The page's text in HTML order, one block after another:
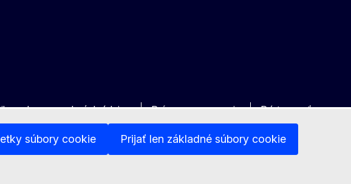
súbory cookie Prijať len základné súbory cookie
ochrany osobných údajov Právne upozornenie Prístupnosť